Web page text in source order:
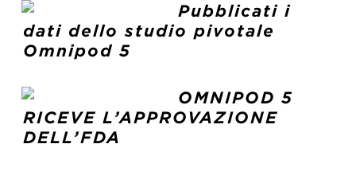
Pubblicati i
dati dello studio pivotale
Omnipod 5
OMNIPOD 5
RICEVE L’APPROVAZIONE
DELL’FDA